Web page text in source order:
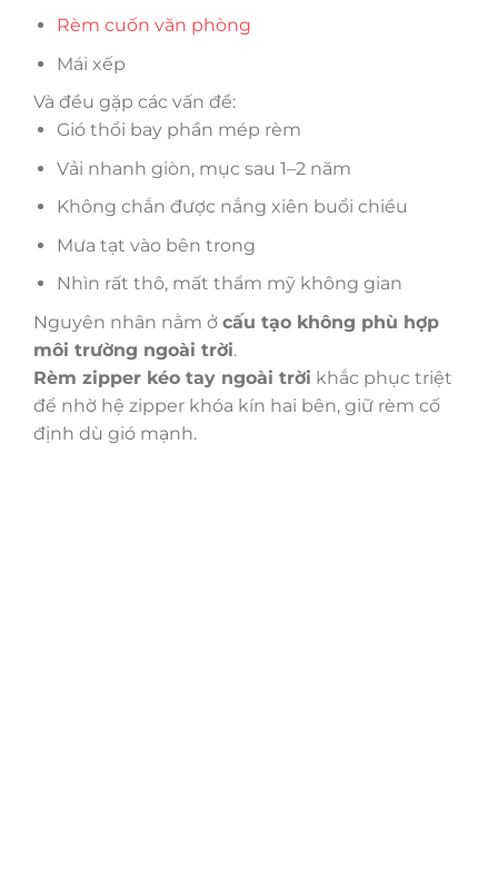
Rèm cuốn văn phòng
Mái xếp
Và đều gặp các vấn đề:
Gió thổi bay phần mép rèm
Vải nhanh giòn, mục sau 1–2 năm
Không chắn được nắng xiên buổi chiều
Mưa tạt vào bên trong
Nhìn rất thô, mất thẩm mỹ không gian
Nguyên nhân nằm ở cấu tạo không phù hợp
môi trường ngoài trời.
Rèm zipper kéo tay ngoài trời khắc phục triệt
để nhờ hệ zipper khóa kín hai bên, giữ rèm cố
định dù gió mạnh.